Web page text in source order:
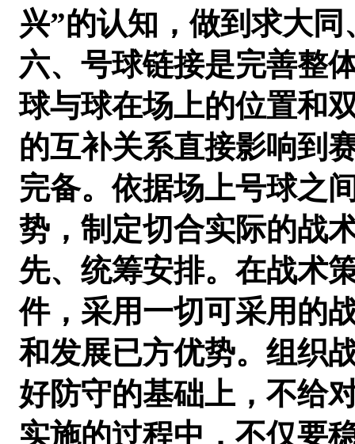
兴”的认知，做到求大同
六、号球链接是完善整
球与球在场上的位置和
的互补关系直接影响到
完备。依据场上号球之
势，制定切合实际的战
先、统筹安排。在战术
件，采用一切可采用的
和发展已方优势。组织
好防守的基础上，不给
实施的过程中，不仅要